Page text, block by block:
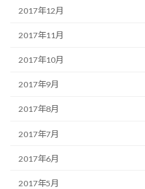
2017年12月
2017年11月
2017年10月
2017年9月
2017年8月
2017年7月
2017年6月
2017年5月